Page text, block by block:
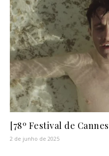
[78º Festival de
2 de junho de 2025